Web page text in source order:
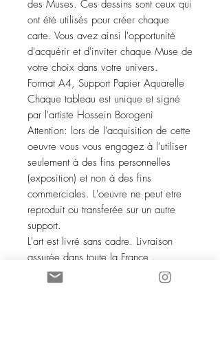
des Muses. Ces dessins sont ceux qui
ont été utilisés pour créer chaque
carte. Vous avez ainsi l'opportunité
d'acquérir et d'inviter chaque Muse de
votre choix dans votre univers.
Format A4, Support Papier Aquarelle
Chaque tableau est unique et signé
par l'artiste Hossein Borogeni
Attention: lors de l'acquisition de cette
oeuvre vous vous engagez à l'utiliser
seulement à des fins personnelles
(exposition) et non à des fins
commerciales. L'oeuvre ne peut etre
reproduit ou transferée sur un autre
support.
L'art est livré sans cadre. Livraison
assurée dans toute la France .